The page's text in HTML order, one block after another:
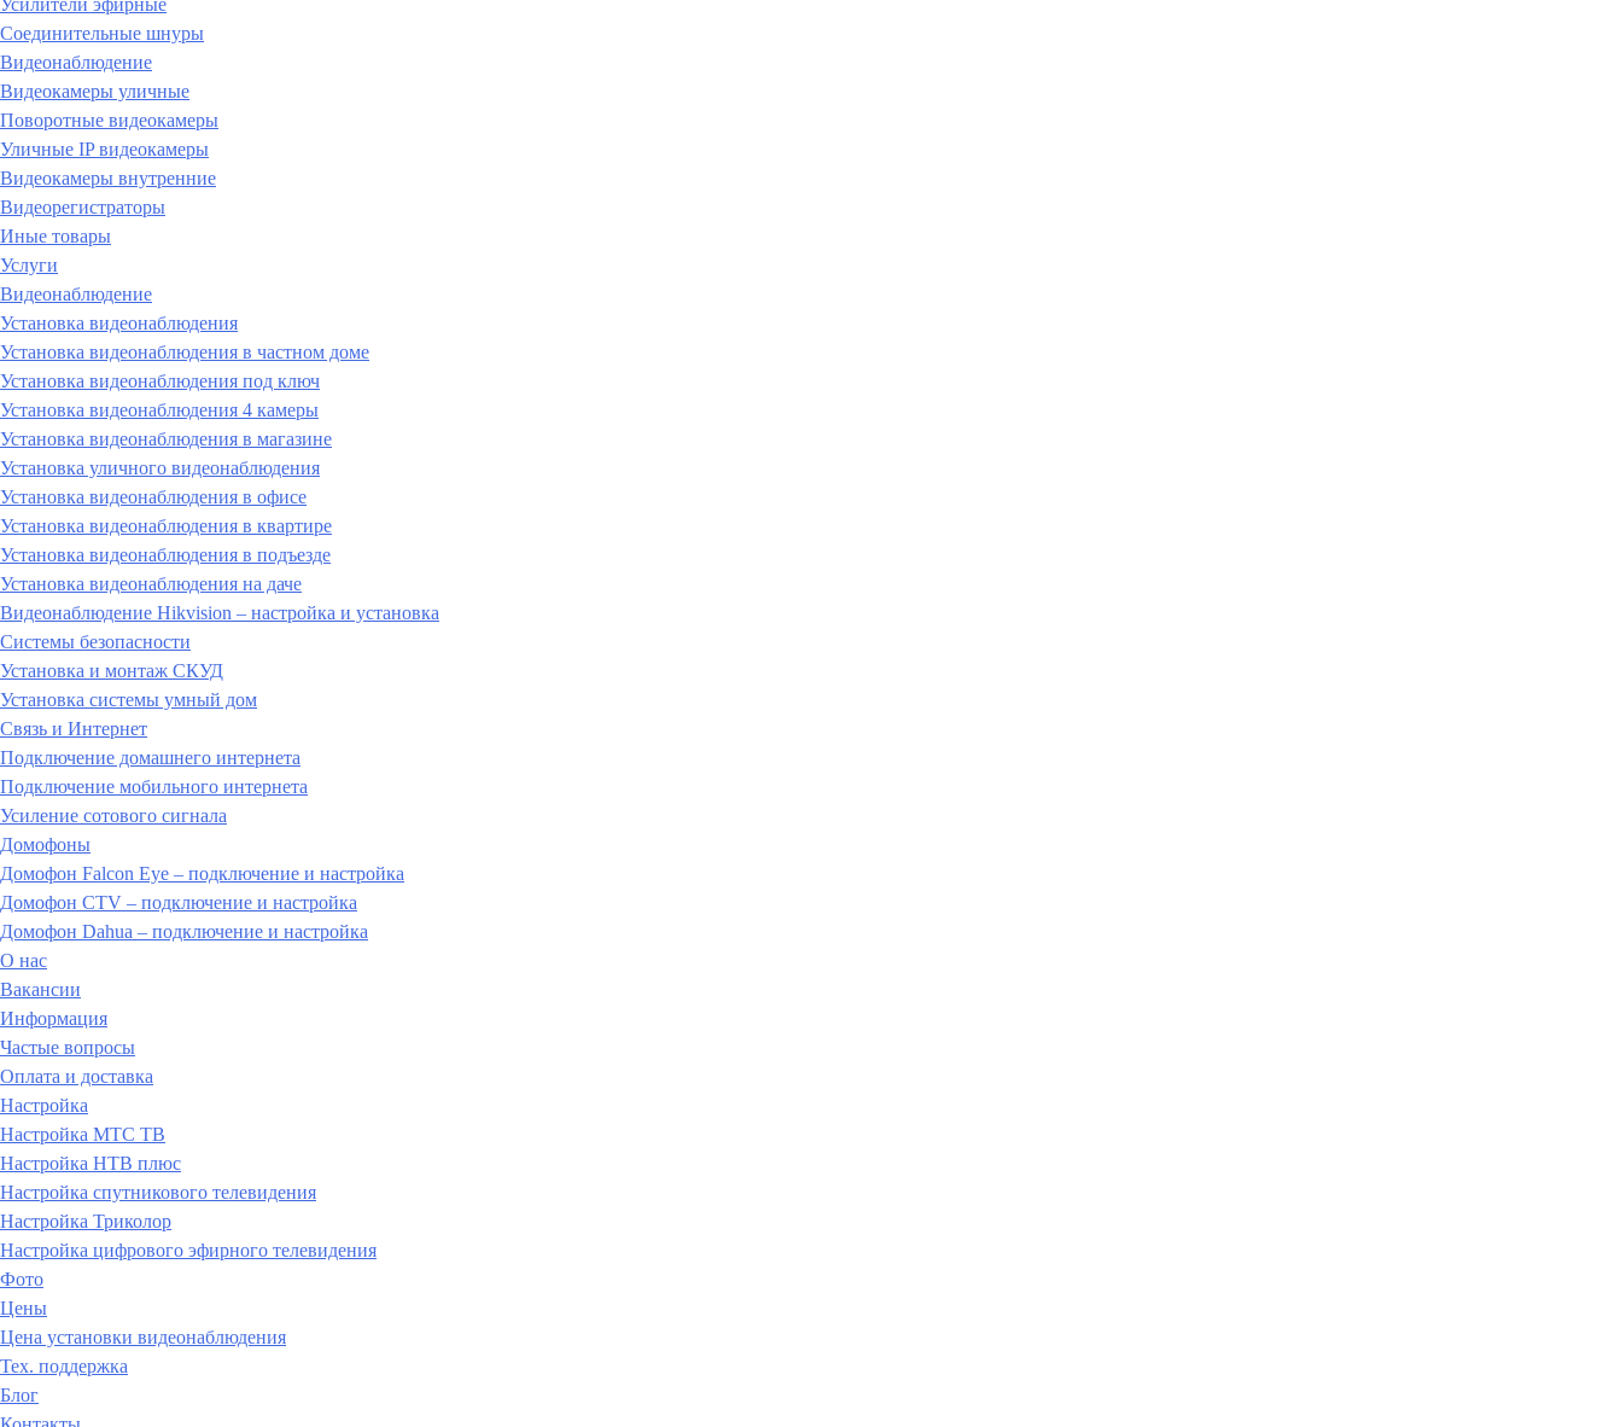
Усилители эфирные
Соединительные шнуры
Видеонаблюдение
Видеокамеры уличные
Поворотные видеокамеры
Уличные IP видеокамеры
Видеокамеры внутренние
Видеорегистраторы
Иные товары
Услуги
Видеонаблюдение
Установка видеонаблюдения
Установка видеонаблюдения в частном доме
Установка видеонаблюдения под ключ
Установка видеонаблюдения 4 камеры
Установка видеонаблюдения в магазине
Установка уличного видеонаблюдения
Установка видеонаблюдения в офисе
Установка видеонаблюдения в квартире
Установка видеонаблюдения в подъезде
Установка видеонаблюдения на даче
Видеонаблюдение Hikvision – настройка и установка
Системы безопасности
Установка и монтаж СКУД
Установка системы умный дом
Связь и Интернет
Подключение домашнего интернета
Подключение мобильного интернета
Усиление сотового сигнала
Домофоны
Домофон Falcon Eye – подключение и настройка
Домофон CTV – подключение и настройка
Домофон Dahua – подключение и настройка
О нас
Вакансии
Информация
Частые вопросы
Оплата и доставка
Настройка
Настройка МТС ТВ
Настройка НТВ плюс
Настройка спутникового телевидения
Настройка Триколор
Настройка цифрового эфирного телевидения
Фото
Цены
Цена установки видеонаблюдения
Тех. поддержка
Блог